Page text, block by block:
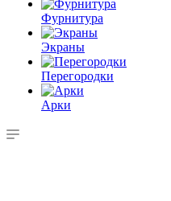
Фурнитура
Экраны
Перегородки
Арки